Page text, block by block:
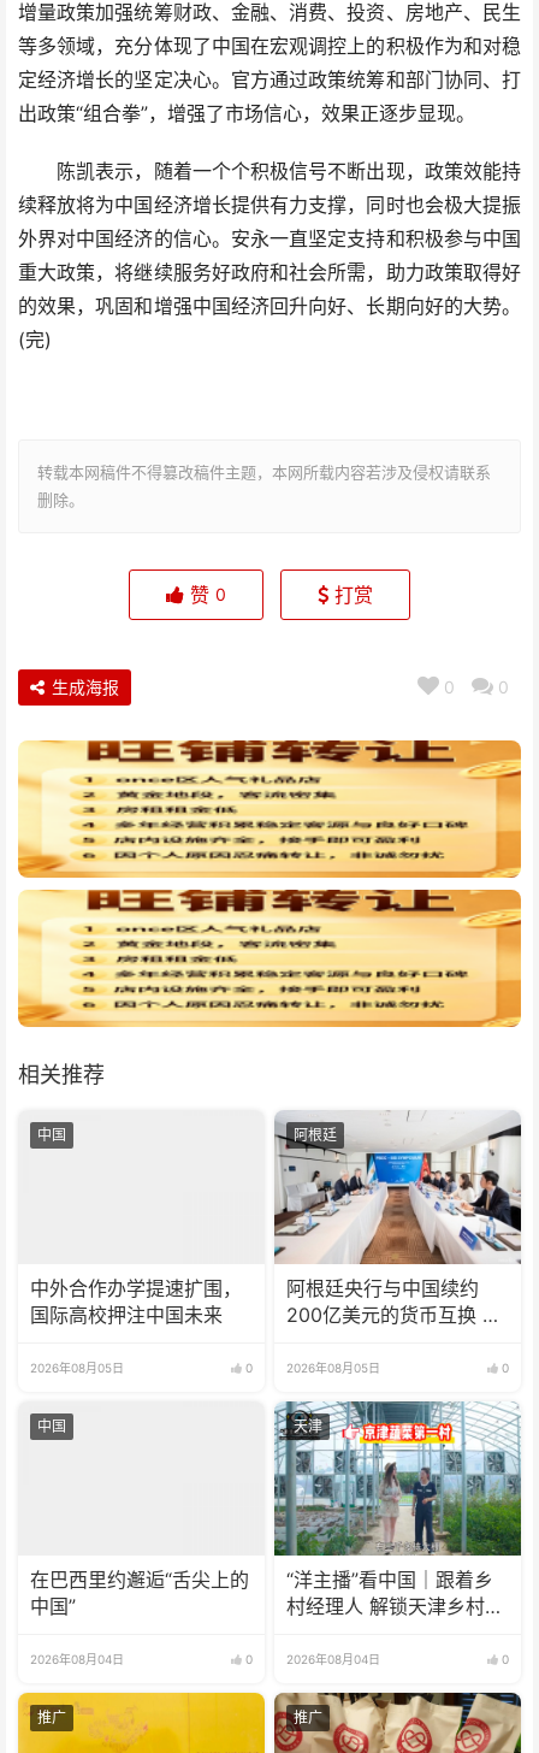
增量政策加强统筹财政、金融、消费、投资、房地产、民生
等多领域，充分体现了中国在宏观调控上的积极作为和对稳
定经济增长的坚定决心。官方通过政策统筹和部门协同、打
出政策“组合拳”，增强了市场信心，效果正逐步显现。
陈凯表示，随着一个个积极信号不断出现，政策效能持
续释放将为中国经济增长提供有力支撑，同时也会极大提振
外界对中国经济的信心。安永一直坚定支持和积极参与中国
重大政策，将继续服务好政府和社会所需，助力政策取得好
的效果，巩固和增强中国经济回升向好、长期向好的大势。
(完)
转载本网稿件不得篡改稿件主题，本网所载内容若涉及侵权请联系
删除。
赞 0 打赏
0 0
生成海报
相关推荐
中国
中外合作办学提速扩围，
国际高校押注中国未来
2026年08月05日 0
阿根廷
阿根廷央行与中国续约
200亿美元的货币互换 有
2026年08月05日 0
中国
在巴西里约邂逅“舌尖上的
中国”
2026年08月04日 0
天津
“洋主播”看中国｜跟着乡
村经理人 解锁天津乡村振
2026年08月04日 0
推广 推广